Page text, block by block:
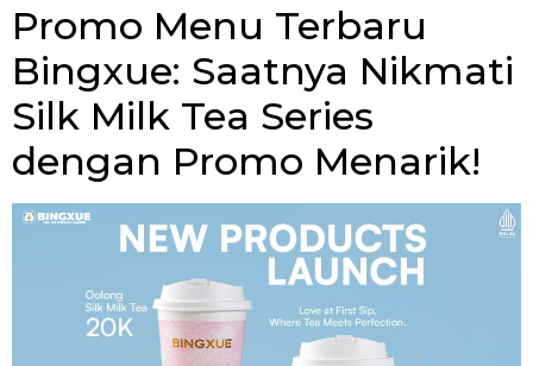
Promo Menu Terbaru
Bingxue: Saatnya Nikmati
Silk Milk Tea Series
dengan Promo Menarik!